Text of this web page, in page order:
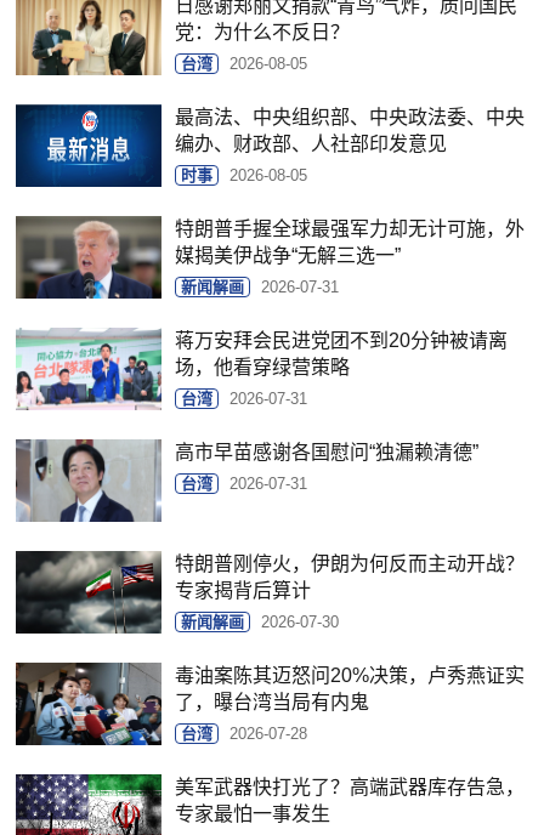
日感谢郑丽文捐款“青鸟”气炸，质问国民
党：为什么不反日？
台湾 2026-08-05
最高法、中央组织部、中央政法委、中央
编办、财政部、人社部印发意见
时事 2026-08-05
特朗普手握全球最强军力却无计可施，外
媒揭美伊战争“无解三选一”
新闻解画 2026-07-31
蒋万安拜会民进党团不到20分钟被请离
场，他看穿绿营策略
台湾 2026-07-31
高市早苗感谢各国慰问“独漏赖清德”
台湾 2026-07-31
特朗普刚停火，伊朗为何反而主动开战？
专家揭背后算计
新闻解画 2026-07-30
毒油案陈其迈怒问20%决策，卢秀燕证实
了，曝台湾当局有内鬼
台湾 2026-07-28
美军武器快打光了？高端武器库存告急，
专家最怕一事发生